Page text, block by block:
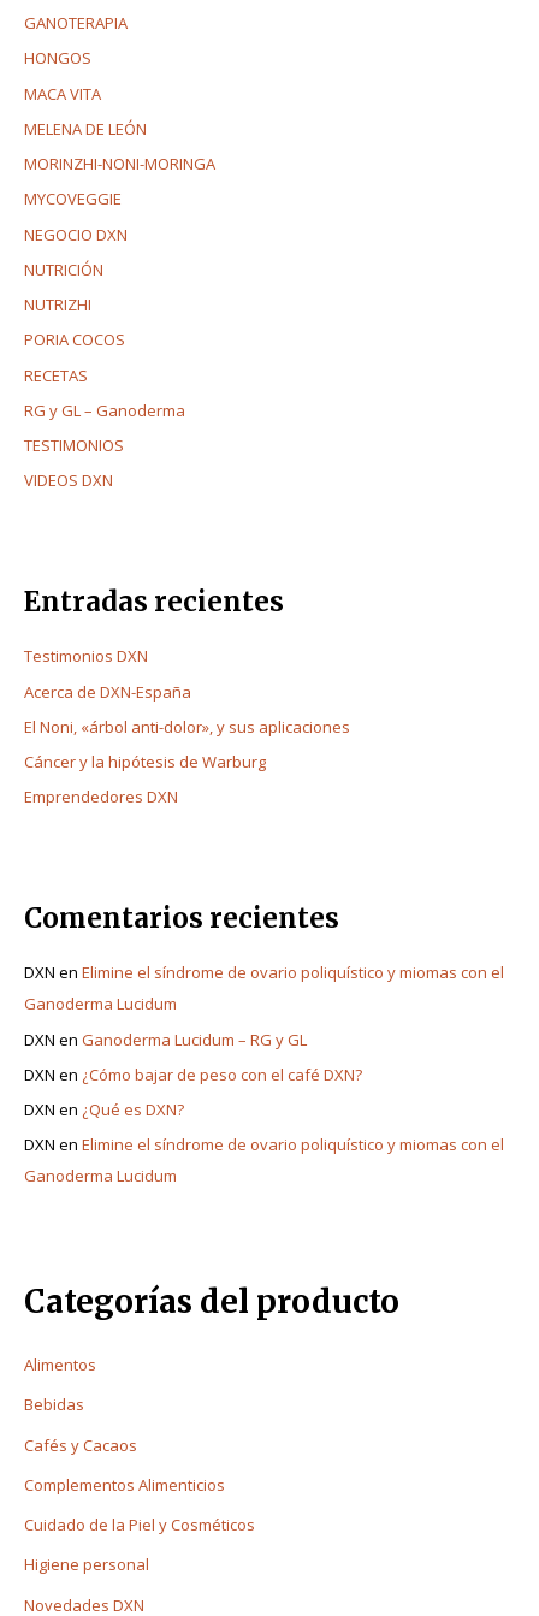
GANOTERAPIA
HONGOS
MACA VITA
MELENA DE LEÓN
MORINZHI-NONI-MORINGA
MYCOVEGGIE
NEGOCIO DXN
NUTRICIÓN
NUTRIZHI
PORIA COCOS
RECETAS
RG y GL – Ganoderma
TESTIMONIOS
VIDEOS DXN
Entradas recientes
Testimonios DXN
Acerca de DXN-España
El Noni, «árbol anti-dolor», y sus aplicaciones
Cáncer y la hipótesis de Warburg
Emprendedores DXN
Comentarios recientes
DXN enElimine el síndrome de ovario poliquístico y miomas con el
Ganoderma Lucidum
DXN enGanoderma Lucidum – RG y GL
DXN en ¿Cómo bajar de peso con el café DXN?
DXN en ¿Qué es DXN?
DXN enElimine el síndrome de ovario poliquístico y miomas con el
Ganoderma Lucidum
Categorías del producto
Alimentos
Bebidas
Cafés y Cacaos
Complementos Alimenticios
Cuidado de la Piel y Cosméticos
Higiene personal
Novedades DXN